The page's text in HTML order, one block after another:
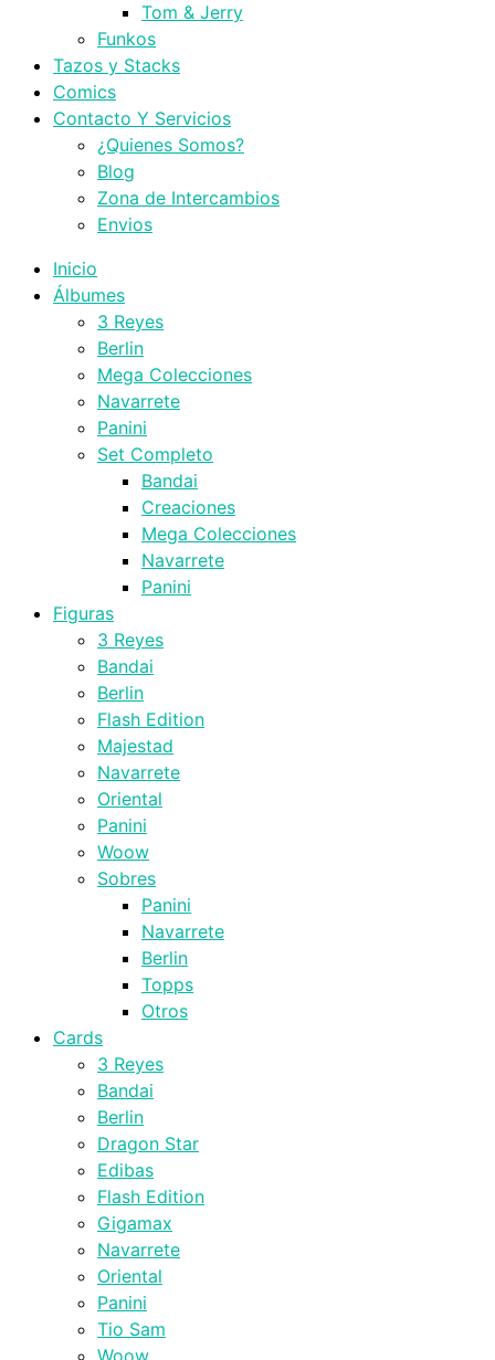
Tom & Jerry
Funkos
Tazos y Stacks
Comics
Contacto Y Servicios
¿Quienes Somos?
Blog
Zona de Intercambios
Envios
Inicio
Álbumes
3 Reyes
Berlin
Mega Colecciones
Navarrete
Panini
Set Completo
Bandai
Creaciones
Mega Colecciones
Navarrete
Panini
Figuras
3 Reyes
Bandai
Berlin
Flash Edition
Majestad
Navarrete
Oriental
Panini
Woow
Sobres
Panini
Navarrete
Berlin
Topps
Otros
Cards
3 Reyes
Bandai
Berlin
Dragon Star
Edibas
Flash Edition
Gigamax
Navarrete
Oriental
Panini
Tio Sam
Woow